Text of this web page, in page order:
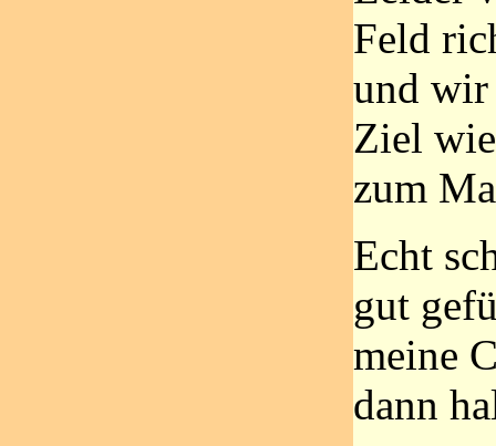
Feld
und
Ziel
zum
Echt
gut
meine
dann